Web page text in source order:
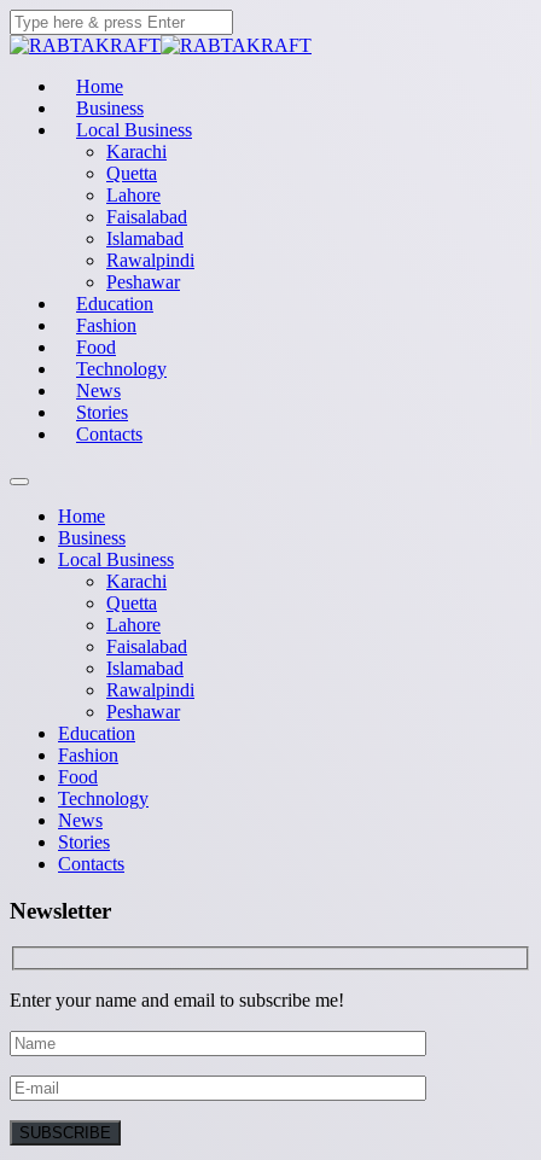
Home
Business
Local Business
Karachi
Quetta
Lahore
Faisalabad
Islamabad
Rawalpindi
Peshawar
Education
Fashion
Food
Technology
News
Stories
Contacts
Home
Business
Local Business
Karachi
Quetta
Lahore
Faisalabad
Islamabad
Rawalpindi
Peshawar
Education
Fashion
Food
Technology
News
Stories
Contacts
Newsletter
Enter your name and email to subscribe me!